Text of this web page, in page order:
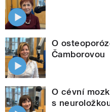
O
Čamborovou
O cévní
s